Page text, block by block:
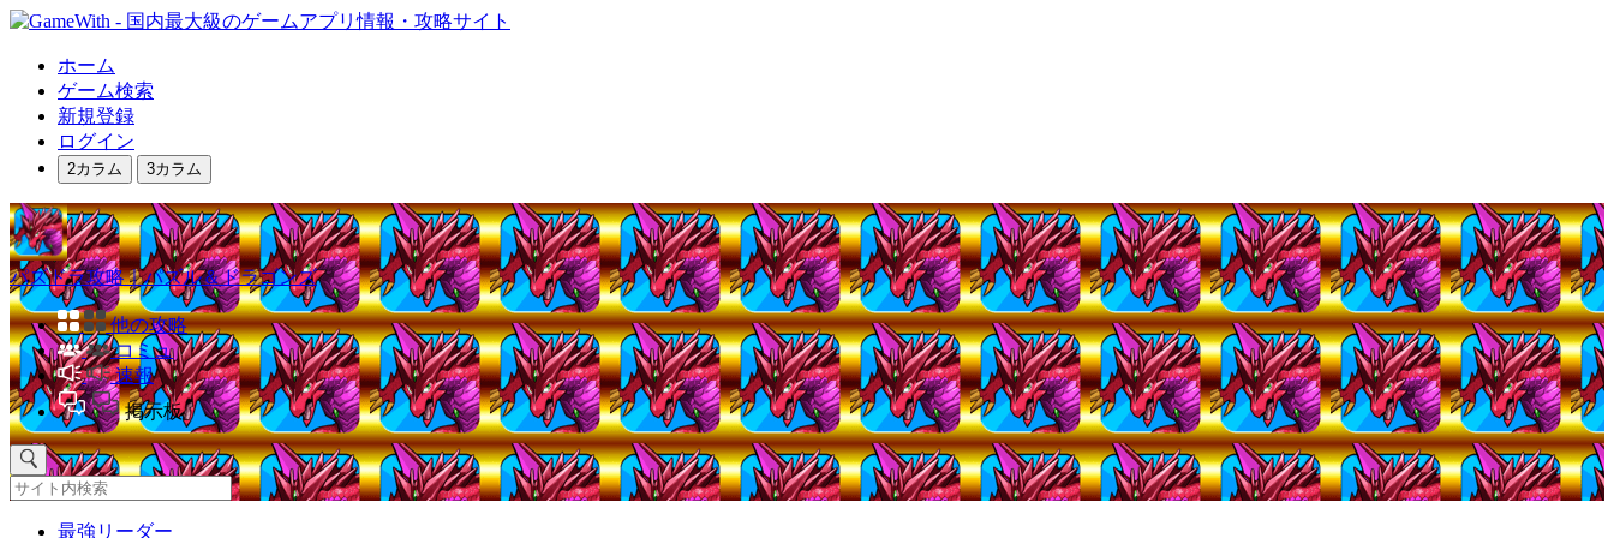
ホーム
ゲーム検索
新規登録
ログイン
2カラム 3カラム
パズドラ攻略｜パズル＆ドラゴンズ
他の攻略
コミュ
速報
掲示板
最強リーダー